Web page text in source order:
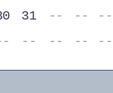
31 -- --
--
-- -- -- --